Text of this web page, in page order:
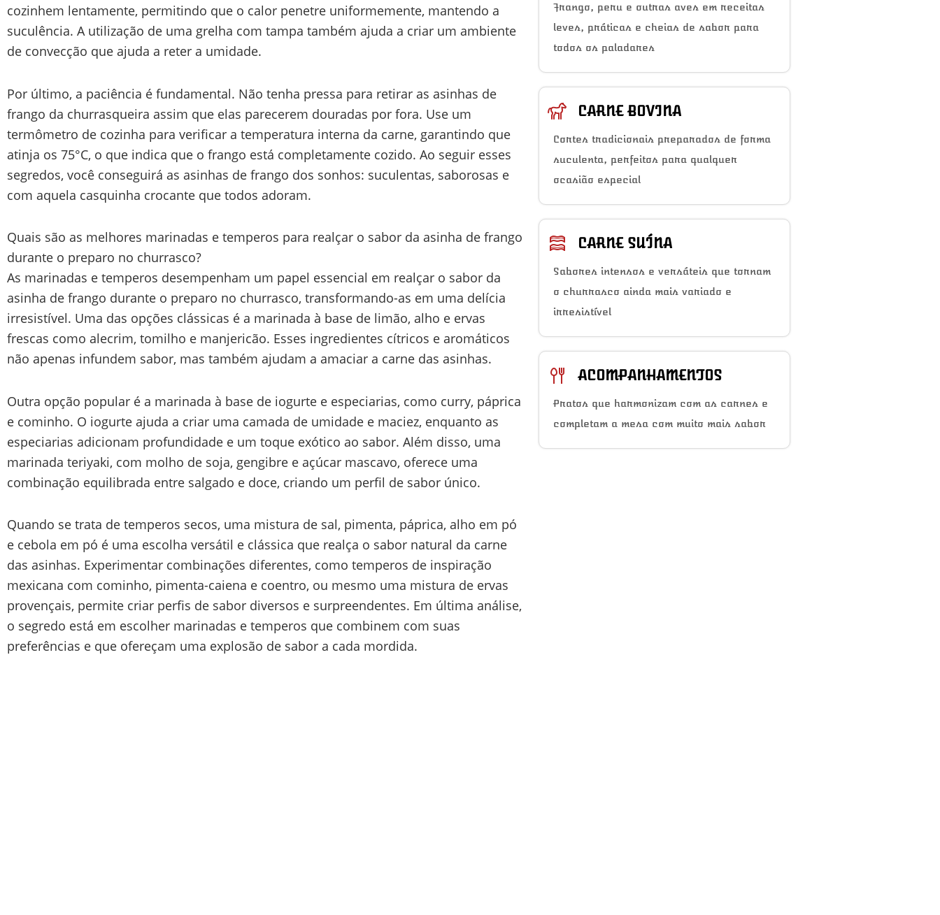
cozinhem lentamente, permitindo que o calor penetre uniformemente, mantendo a
suculência. A utilização de uma grelha com tampa também ajuda a criar um ambiente
de convecção que ajuda a reter a umidade.
Por último, a paciência é fundamental. Não tenha pressa para retirar as asinhas de
frango da churrasqueira assim que elas parecerem douradas por fora. Use um
termômetro de cozinha para verificar a temperatura interna da carne, garantindo que
atinja os 75°C, o que indica que o frango está completamente cozido. Ao seguir esses
segredos, você conseguirá as asinhas de frango dos sonhos: suculentas, saborosas e
com aquela casquinha crocante que todos adoram.
Quais são as melhores marinadas e temperos para realçar o sabor da asinha de frango
durante o preparo no churrasco?
As marinadas e temperos desempenham um papel essencial em realçar o sabor da
asinha de frango durante o preparo no churrasco, transformando-as em uma delícia
irresistível. Uma das opções clássicas é a marinada à base de limão, alho e ervas
frescas como alecrim, tomilho e manjericão. Esses ingredientes cítricos e aromáticos
não apenas infundem sabor, mas também ajudam a amaciar a carne das asinhas.
Outra opção popular é a marinada à base de iogurte e especiarias, como curry, páprica
e cominho. O iogurte ajuda a criar uma camada de umidade e maciez, enquanto as
especiarias adicionam profundidade e um toque exótico ao sabor. Além disso, uma
marinada teriyaki, com molho de soja, gengibre e açúcar mascavo, oferece uma
combinação equilibrada entre salgado e doce, criando um perfil de sabor único.
Quando se trata de temperos secos, uma mistura de sal, pimenta, páprica, alho em pó
e cebola em pó é uma escolha versátil e clássica que realça o sabor natural da carne
das asinhas. Experimentar combinações diferentes, como temperos de inspiração
mexicana com cominho, pimenta-caiena e coentro, ou mesmo uma mistura de ervas
provençais, permite criar perfis de sabor diversos e surpreendentes. Em última análise,
o segredo está em escolher marinadas e temperos que combinem com suas
preferências e que ofereçam uma explosão de sabor a cada mordida.
Frango, peru e outras aves em receitas
leves, práticas e cheias de sabor para
todos os paladares
CARNE BOVINA
Cortes tradicionais preparados de forma
suculenta, perfeitos para qualquer
ocasião especial
CARNE SUÍNA
Sabores intensos e versáteis que tornam
o churrasco ainda mais variado e
irresistível
ACOMPANHAMENTOS
Pratos que harmonizam com as carnes e
completam a mesa com muito mais sabor